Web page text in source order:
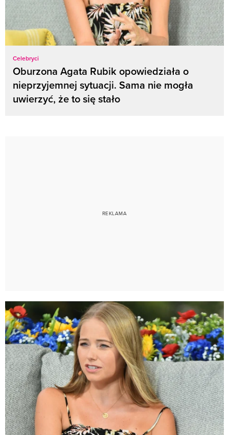
Celebryci
Oburzona Agata Rubik opowiedziała o
nieprzyjemnej sytuacji. Sama nie mogła
uwierzyć, że to się stało